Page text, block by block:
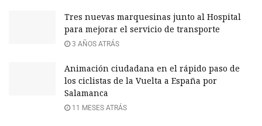
Tres nuevas marquesinas junto al Hospital
para mejorar el servicio de transporte
3 AÑOS ATRÁS
Animación ciudadana en el rápido paso de
los ciclistas de la Vuelta a España por
Salamanca
11 MESES ATRÁS